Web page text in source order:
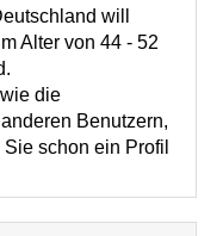
will
Alter von 44 - 52
die
Benutzern,
Sie schon ein Profil